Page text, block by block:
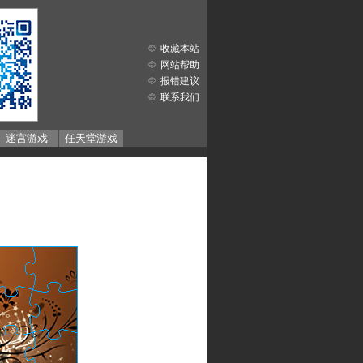
迷宫游戏 任天堂游戏
收藏本站
网站帮助
报错建议
联系我们